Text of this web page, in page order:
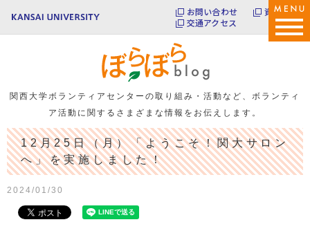
お問い合わせ
資料請求
交通アクセス
関西大学ボランティアセンターの取り組み・活動など、 ボランティ
ア活動に関するさまざまな情報をお伝えします。
12月25日（月）「ようこそ！関大サロン
へ」を実施しました！
2024/01/30